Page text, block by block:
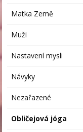
Matka Země
Muži
Nastavení mysli
Návyky
Nezařazené
Obličejová jóga